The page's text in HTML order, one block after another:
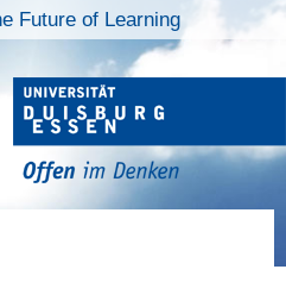
Future of Learning